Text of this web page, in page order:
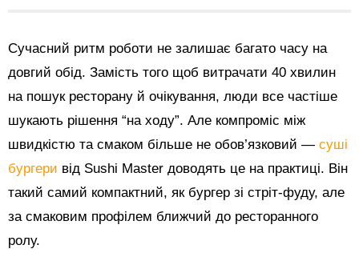
Сучасний ритм роботи не залишає багато часу на
довгий обід. Замість того щоб витрачати 40 хвилин
на пошук ресторану й очікування, люди все частіше
шукають рішення “на ходу”. Але компроміс між
швидкістю та смаком більше не обов’язковий — суші
бургери від Sushi Master доводять це на практиці. Він
такий самий компактний, як бургер зі стріт-фуду, але
за смаковим профілем ближчий до ресторанного
ролу.